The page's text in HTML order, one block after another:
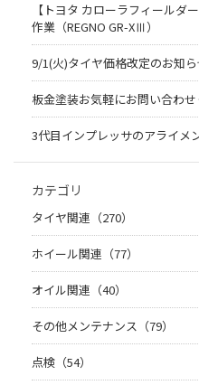
【トヨタ カローラフィールダ
作業（REGNO GR-XⅢ）
9/1(火)タイヤ価格改定のお知
板金塗装お気軽にお問い合わ
3代目インプレッサのアライメ
カテゴリ
タイヤ関連（270）
ホイール関連（77）
オイル関連（40）
その他メンテナンス（79）
点検（54）